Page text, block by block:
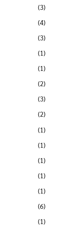
(3)
(4)
(3)
(1)
(1)
(2)
(3)
(2)
(1)
(1)
(1)
(1)
(1)
(6)
(1)